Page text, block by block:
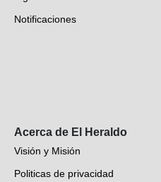
Videos
Notificaciones
Acerca de El Heraldo
Visión y Misión
Politicas de privacidad